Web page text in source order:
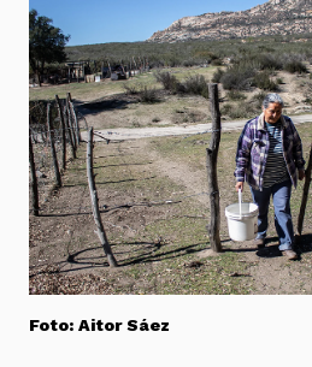
Foto: Aitor Sáez